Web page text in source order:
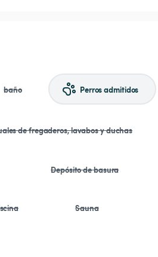
baño Perros admitidos
de fregaderos, lavabos y duchas
Depósito de basura
Sauna